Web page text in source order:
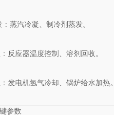
蒸汽冷凝、制冷剂蒸发。
反应器温度控制、溶剂回收。
发电机氢气冷却、锅炉给水加热。
参数